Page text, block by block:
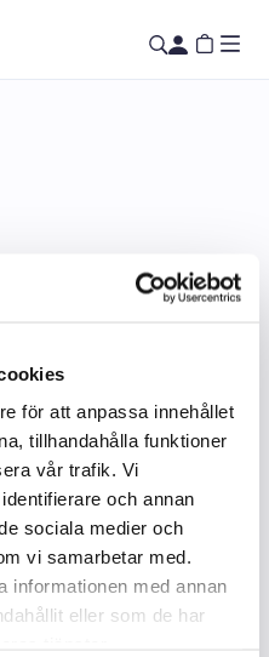
för att anpassa innehållet
tillhandahålla funktioner
vår trafik. Vi
och annan
sociala medier och
vi samarbetar med.
informationen med annan
eller som de har